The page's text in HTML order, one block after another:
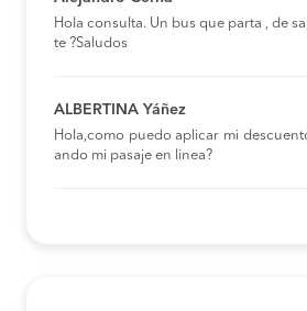
Hola consulta. Un bus que parta , de
te ?Saludos
ALBERTINA Yáñez
Hola,como puedo aplicar mi
ando mi pasaje en linea?